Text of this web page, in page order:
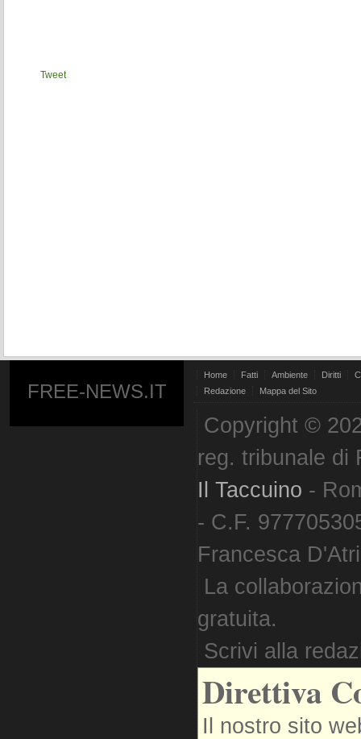
Tweet
FREE-NEWS.IT
Home Fatti Ambiente Diritti
Redazione
Mappa del Sito
Copyright ©
reg. tribunale di
Il Taccuino -
- C.F.
Francesca
La
gratuita.
Scrivi alla
Direttiva
Il nostro sito